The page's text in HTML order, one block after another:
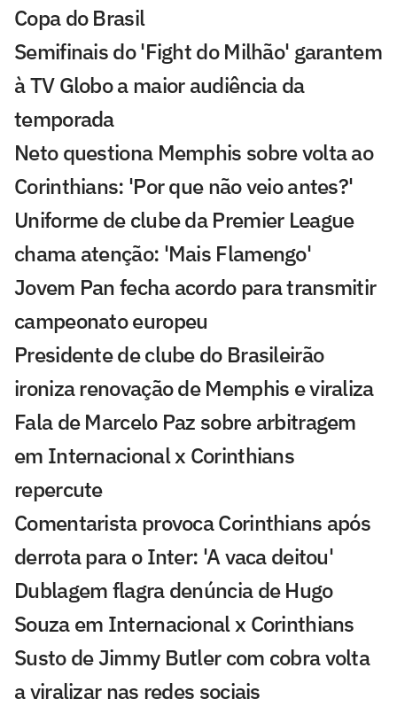
Copa do Brasil
Semifinais do 'Fight do Milhão' garantem
à TV Globo a maior audiência da
temporada
Neto questiona Memphis sobre volta ao
Corinthians: 'Por que não veio antes?'
Uniforme de clube da Premier League
chama atenção: 'Mais Flamengo'
Jovem Pan fecha acordo para transmitir
campeonato europeu
Presidente de clube do Brasileirão
ironiza renovação de Memphis e viraliza
Fala de Marcelo Paz sobre arbitragem
em Internacional x Corinthians
repercute
Comentarista provoca Corinthians após
derrota para o Inter: 'A vaca deitou'
Dublagem flagra denúncia de Hugo
Souza em Internacional x Corinthians
Susto de Jimmy Butler com cobra volta
a viralizar nas redes sociais